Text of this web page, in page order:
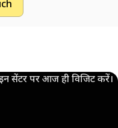
सेंटर पर आज ही विजिट करें।